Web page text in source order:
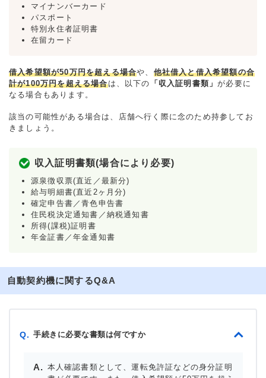
マイナンバーカード
パスポート
特別永住者証明書
在留カード
借入希望額が50万円を超える場合や、 他社借入と借入希望額の合
計が100万円を超える場合は、以下の 「収入証明書類」が必要に
なる場合もあります。
該当の可能性がある場合は、店舗へ行く際に念のため持参してお
きましょう。
収入証明書類(場合により必要)
源泉徴収票(直近／最新分)
給与明細書(直近2ヶ月分)
確定申告書／青色申告書
住民税決定通知書／納税通知書
所得(課税)証明書
年金証書／年金通知書
自動契約機に関するQ&A
Q. 手続きに必要な書類は何ですか
本人確認書類として、運転免許証などの身分証明